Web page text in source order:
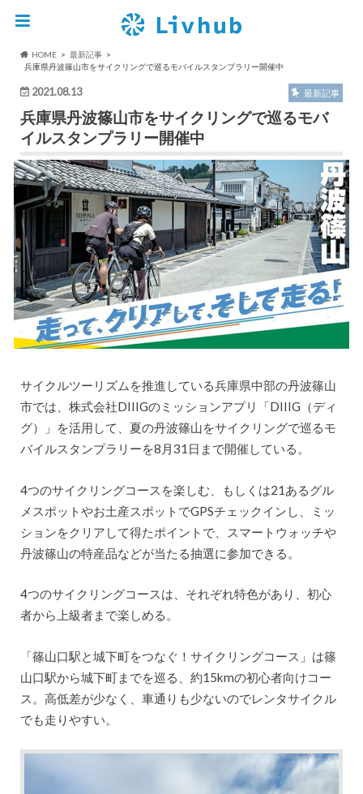
HOME
最新記事
兵庫県丹波篠山市をサイクリングで巡るモバイルスタンプラリー開催中
2021.08.13 最新記事
兵庫県丹波篠山市をサイクリングで巡るモバ
イルスタンプラリー開催中
サイクルツーリズムを推進している兵庫県中部の丹波篠山
市では、株式会社DIIIGのミッションアプリ「DIIIG（ディ
グ）」を活用して、夏の丹波篠山をサイクリングで巡るモ
バイルスタンプラリーを8月31日まで開催している。
4つのサイクリングコースを楽しむ、もしくは21あるグル
メスポットやお土産スポットでGPSチェックインし、ミッ
ションをクリアして得たポイントで、スマートウォッチや
丹波篠山の特産品などが当たる抽選に参加できる。
4つのサイクリングコースは、それぞれ特色があり、初心
者から上級者まで楽しめる。
「篠山口駅と城下町をつなぐ！サイクリングコース」は篠
山口駅から城下町までを巡る、約15kmの初心者向けコー
ス。高低差が少なく、車通りも少ないのでレンタサイクル
でも走りやすい。